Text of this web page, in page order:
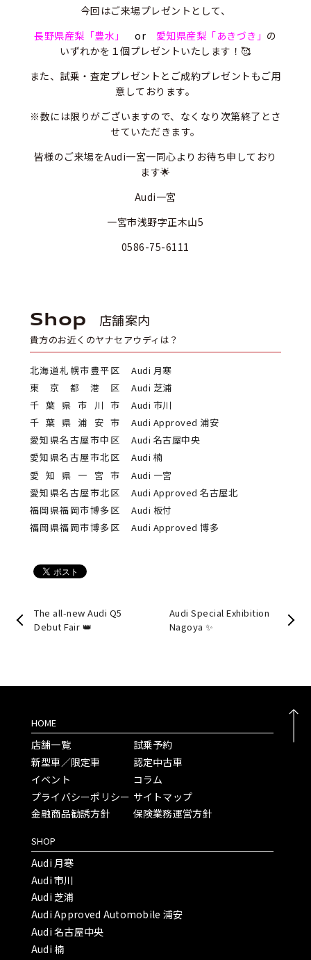
今回はご来場プレゼントとして、
長野県産梨「豊水」or 愛知県産梨「あきづき」 の
いずれかを１個プレゼントいたします！🥰
また、試乗・査定プレゼントとご成約プレゼントもご用
意しております。
※数には限りがございますので、なくなり次第終了とさ
せていただきます。
皆様のご来場をAudi一宮一同心よりお待ち申しており
ます🌟
Audi一宮
一宮市浅野字正木山5
0586-75-6111
Shop 店舗案内
貴方のお近くのヤナセアウディは？
北海道札幌市豊平区
Audi 月寒
東京都港区
Audi 芝浦
千葉県市川市
Audi 市川
千葉県浦安市
Audi Approved 浦安
愛知県名古屋市中区
Audi 名古屋中央
愛知県名古屋市北区
Audi 楠
愛知県一宮市
Audi 一宮
愛知県名古屋市北区
Audi Approved 名古屋北
福岡県福岡市博多区
Audi 板付
福岡県福岡市博多区
Audi Approved 博多
The all-new Audi Q5
Debut Fair 👑
Audi Special Exhibition
Nagoya ✨
HOME
店舗一覧
新型車／限定車
イベント
プライバシーポリシー
金融商品勧誘方針
試乗予約
認定中古車
コラム
サイトマップ
保険業務運営方針
SHOP
Audi 月寒
Audi 市川
Audi 芝浦
Audi Approved Automobile 浦安
Audi 名古屋中央
Audi 楠